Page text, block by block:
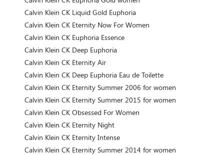
Calvin Klein CK Liquid Gold Euphoria
Calvin Klein CK Eternity Now For Women
Calvin Klein CK Euphoria Essence
Calvin Klein CK Deep Euphoria
Calvin Klein CK Eternity Air
Calvin Klein CK Deep Euphoria Eau de Toilette
Calvin Klein CK Eternity Summer 2006 for women
Calvin Klein CK Eternity Summer 2015 for women
Calvin Klein CK Obsessed For Women
Calvin Klein CK Eternity Night
Calvin Klein CK Eternity Intense
Calvin Klein CK Eternity Summer 2014 for women